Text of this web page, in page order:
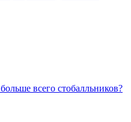
всего стобалльников?